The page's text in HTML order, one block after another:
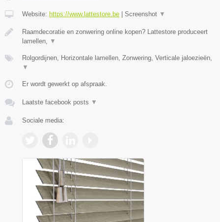
Website: https://www.lattestore.be | Screenshot ▼
Raamdecoratie en zonwering online kopen? Lattestore produceert
lamellen,
▼
Rolgordijnen, Horizontale lamellen, Zonwering, Verticale jaloezieën,
▼
Er wordt gewerkt op afspraak.
Laatste facebook posts ▼
Sociale media: